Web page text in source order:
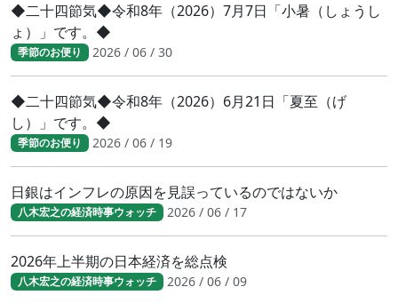
◆二十四節気◆令和8年（2026）7月7日「小暑（しょうし
ょ）」です。◆
季節のお便り 2026 / 06 / 30
◆二十四節気◆令和8年（2026）6月21日「夏至（げ
し）」です。◆
季節のお便り 2026 / 06 / 19
日銀はインフレの原因を見誤っているのではないか
八木宏之の経済時事ウォッチ 2026 / 06 / 17
2026年上半期の日本経済を総点検
八木宏之の経済時事ウォッチ 2026 / 06 / 09